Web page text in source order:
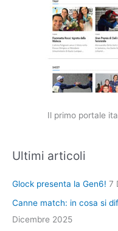
Il primo portale
Ultimi articoli
Glock presenta la Gen6! 7
Canne match: in cosa si
Dicembre 2025